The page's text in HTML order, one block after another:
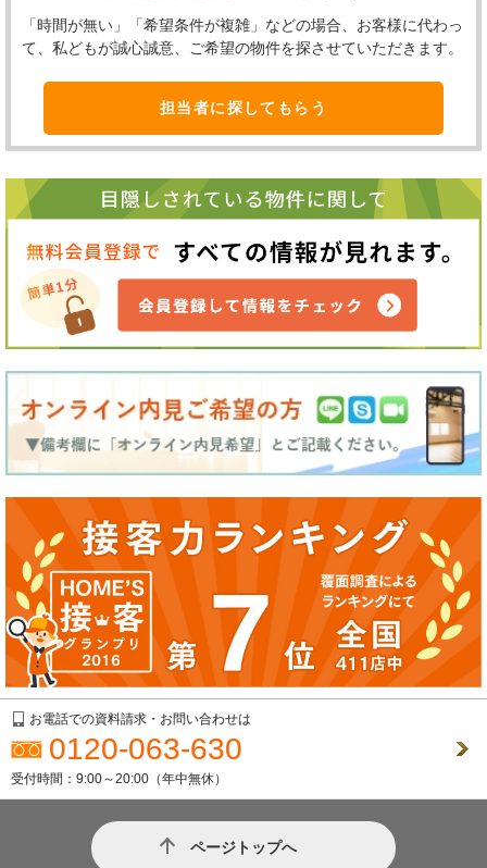
「時間が無い」「希望条件が複雑」などの場合、お客様に代わっ
て、私どもが誠心誠意、ご希望の物件を探させていただきます。
担当者に探してもらう
お電話での資料請求・お問い合わせは
0120-063-630
受付時間：9:00～20:00（年中無休）
ページトップへ